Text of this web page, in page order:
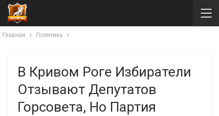
Главная Политика
В Кривом Роге Избиратели
Отзывают Депутатов
Горсовета, Но Партия